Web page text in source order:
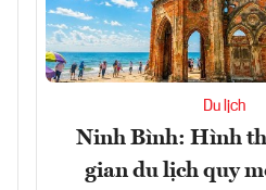
Du lịch
Ninh Bình: Hình
gian du lịch quy